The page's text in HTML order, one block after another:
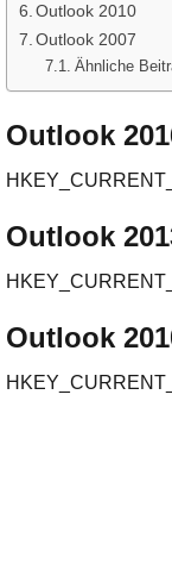
Outlook 2010
Outlook 2007
Ähnliche
Outlook
Outlook
Outlook